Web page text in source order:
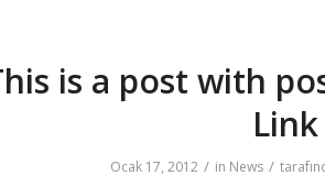
is a post with
Link
Ocak 17, 2012 / in News /